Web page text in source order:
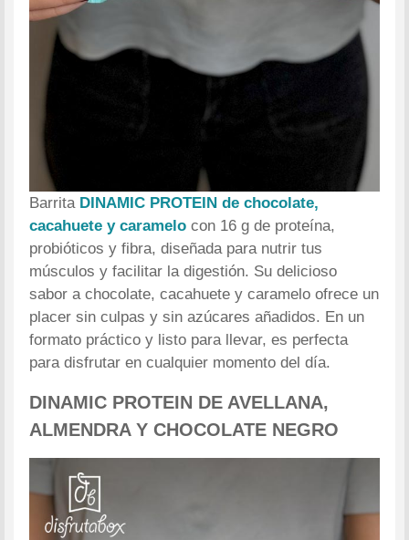
Barrita DINAMIC PROTEIN de chocolate,
cacahuete y caramelo con 16 g de proteína,
probióticos y fibra, diseñada para nutrir tus
músculos y facilitar la digestión. Su delicioso
sabor a chocolate, cacahuete y caramelo ofrece un
placer sin culpas y sin azúcares añadidos. En un
formato práctico y listo para llevar, es perfecta
para disfrutar en cualquier momento del día.
DINAMIC PROTEIN DE AVELLANA,
ALMENDRA Y CHOCOLATE NEGRO